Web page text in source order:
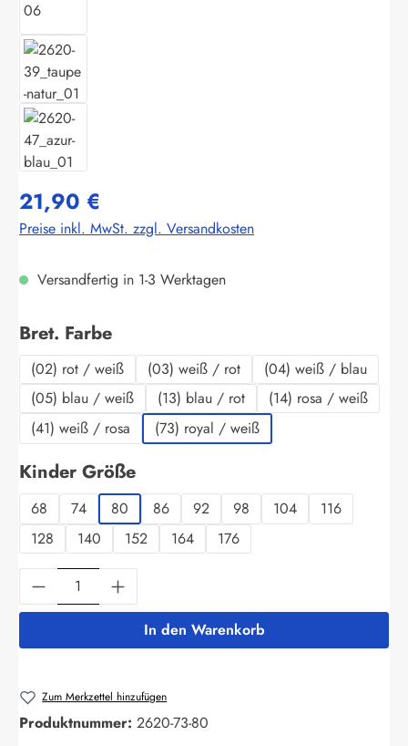
21,90 €
Preise inkl. MwSt. zzgl. Versandkosten
Versandfertig in 1-3 Werktagen
Bret. Farbeauswählen
(02) rot / weiß (03) weiß / rot
(04) weiß / blau
(05) blau / weiß
(13) blau / rot
(14) rosa / weiß
(41) weiß / rosa
(73) royal / weiß
Kinder Größeauswählen
68 74 80 86 92 98 104
116
128
140 152 164 176
Produkt Anzahl: Gib den gewünschten
In den Warenkorb
Zum Merkzettel hinzufügen
Produktnummer: 2620-73-80